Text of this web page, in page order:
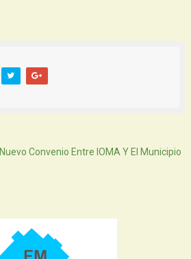
Nuevo Convenio Entre IOMA Y El Municipio